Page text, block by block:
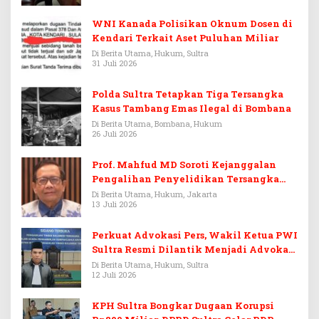
WNI Kanada Polisikan Oknum Dosen di
Kendari Terkait Aset Puluhan Miliar
Di Berita Utama, Hukum, Sultra
31 Juli 2026
Polda Sultra Tetapkan Tiga Tersangka
Kasus Tambang Emas Ilegal di Bombana
Di Berita Utama, Bombana, Hukum
26 Juli 2026
Prof. Mahfud MD Soroti Kejanggalan
Pengalihan Penyelidikan Tersangka
Febrie Adriansyah
Di Berita Utama, Hukum, Jakarta
13 Juli 2026
Perkuat Advokasi Pers, Wakil Ketua PWI
Sultra Resmi Dilantik Menjadi Advokat
PERADI
Di Berita Utama, Hukum, Sultra
12 Juli 2026
KPH Sultra Bongkar Dugaan Korupsi